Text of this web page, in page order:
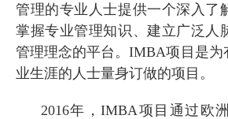
管理的专业人士提供一个深入了
掌握专业管理知识、建立广泛人
管理理念的平台。IMBA项目是为
业生涯的人士量身订做的项目。
2016年，IMBA 项目通过欧